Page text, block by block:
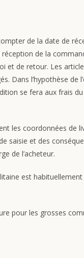
de la date de
de la
et de retour. Les
Dans l’hypothèse de
se fera aux frais
les coordonnées de
saisie et des
de l’acheteur.
est
pour les grosses